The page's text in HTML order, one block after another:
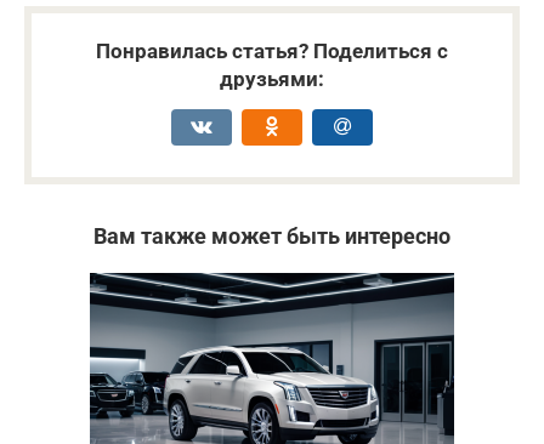
Понравилась статья? Поделиться с
друзьями:
Вам также может быть интересно